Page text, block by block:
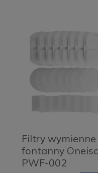
Filtry wymienne
fontanny
PWF-002